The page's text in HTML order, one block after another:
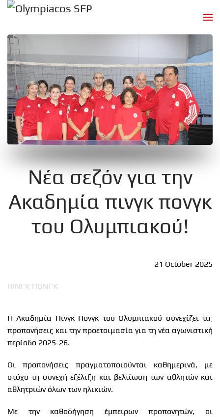
Νέα σεζόν για την
Ακαδημία πινγκ πονγκ
του Ολυμπιακού!
21 October 2025
ΠΙΝΓΚ ΠΟΝΓΚ
Η Ακαδημία Πινγκ Πονγκ του Ολυμπιακού συνεχίζει τις
προπονήσεις και την προετοιμασία για τη νέα αγωνιστική
περίοδο 2025-26.
Οι προπονήσεις πραγματοποιούνται καθημερινά, με
στόχο τη συνεχή εξέλιξη και βελτίωση των αθλητών και
αθλητριών όλων των ηλικιών.
Με την καθοδήγηση έμπειρων προπονητών, οι